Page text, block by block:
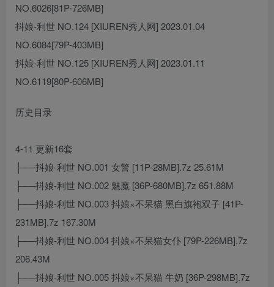
NO.6026[81P-726MB]
抖娘-利世 NO.124 [XIUREN秀人网] 2023.01.04
NO.6084[79P-403MB]
抖娘-利世 NO.125 [XIUREN秀人网] 2023.01.11
NO.6119[80P-606MB]
历史目录
4-11 更新16套
├──抖娘-利世 NO.001 女警 [11P-28MB].7z 25.61M
├──抖娘-利世 NO.002 魅魔 [36P-680MB].7z 651.88M
├──抖娘-利世 NO.003 抖娘×不呆猫 黑白旗袍双子 [41P-
231MB].7z 167.30M
├──抖娘-利世 NO.004 抖娘×不呆猫女仆 [79P-226MB].7z
206.43M
├──抖娘-利世 NO.005 抖娘×不呆猫 牛奶 [36P-298MB].7z